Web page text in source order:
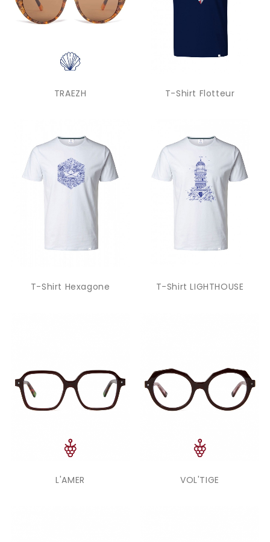
TRAEZH T-Shirt Flotteur
T-Shirt Hexagone T-Shirt LIGHTHOUSE
L'AMER VOL'TIGE